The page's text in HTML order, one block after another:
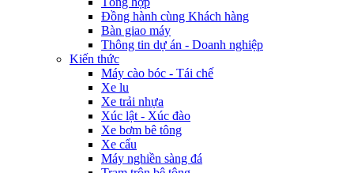
Đồng hành cùng Khách hàng
Bàn giao máy
Thông tin dự án - Doanh nghiệp
Kiến thức
Máy cào bóc - Tái chế
Xe lu
Xe trải nhựa
Xúc lật - Xúc đào
Xe bơm bê tông
Xe cẩu
Máy nghiền sàng đá